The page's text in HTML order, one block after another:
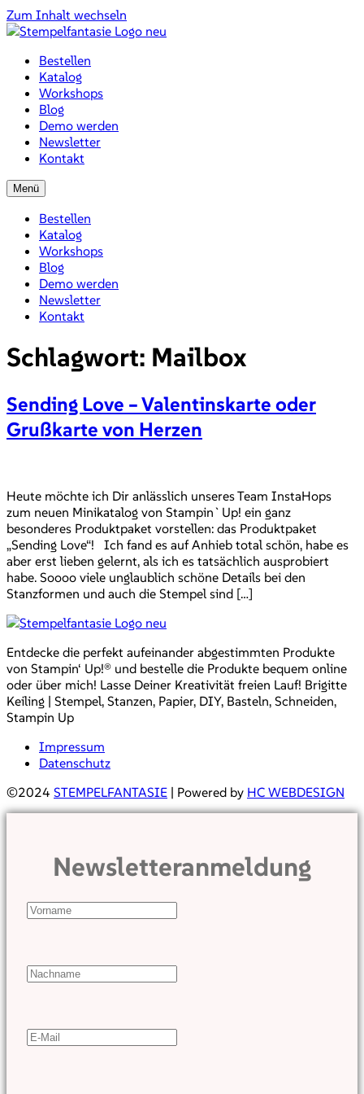
Zum Inhalt wechseln
Bestellen
Katalog
Workshops
Blog
Demo werden
Newsletter
Kontakt
Menü
Bestellen
Katalog
Workshops
Blog
Demo werden
Newsletter
Kontakt
Schlagwort: Mailbox
Sending Love – Valentinskarte oder
Grußkarte von Herzen
Heute möchte ich Dir anlässlich unseres Team InstaHops
zum neuen Minikatalog von Stampin`Up! ein ganz
besonderes Produktpaket vorstellen: das Produktpaket
„Sending Love“! Ich fand es auf Anhieb total schön, habe es
aber erst lieben gelernt, als ich es tatsächlich ausprobiert
habe. Soooo viele unglaublich schöne Details bei den
Stanzformen und auch die Stempel sind […]
Entdecke die perfekt aufeinander abgestimmten Produkte
von Stampin‘ Up!® und bestelle die Produkte bequem online
oder über mich! Lasse Deiner Kreativität freien Lauf! Brigitte
Keiling | Stempel, Stanzen, Papier, DIY, Basteln, Schneiden,
Stampin Up
Impressum
Datenschutz
©2024 STEMPELFANTASIE | Powered by HC WEBDESIGN
Newsletteranmeldung